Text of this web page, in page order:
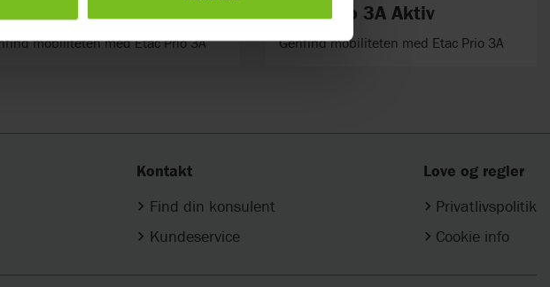
Prio 3A Standard
mobiliteten med Etac Prio 3A
Etac Prio 3A Aktiv
Genfind mobiliteten med Etac Prio 3A
Kontakt
Find din konsulent
Kundeservice
Love og regler
Privatlivspolitik
Cookie info